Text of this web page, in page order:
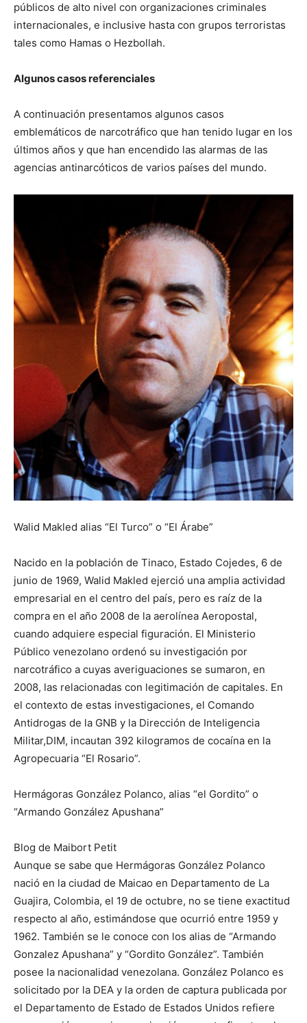
públicos de alto nivel con organizaciones criminales
internacionales, e inclusive hasta con grupos terroristas
tales como Hamas o Hezbollah.
Algunos casos referenciales
A continuación presentamos algunos casos
emblemáticos de narcotráfico que han tenido lugar en los
últimos años y que han encendido las alarmas de las
agencias antinarcóticos de varios países del mundo.
Walid Makled alias “El Turco” o “El Árabe”
Nacido en la población de Tinaco, Estado Cojedes, 6 de
junio de 1969, Walid Makled ejerció una amplia actividad
empresarial en el centro del país, pero es raíz de la
compra en el año 2008 de la aerolínea Aeropostal,
cuando adquiere especial figuración. El Ministerio
Público venezolano ordenó su investigación por
narcotráfico a cuyas averiguaciones se sumaron, en
2008, las relacionadas con legitimación de capitales. En
el contexto de estas investigaciones, el Comando
Antidrogas de la GNB y la Dirección de Inteligencia
Militar,DIM, incautan 392 kilogramos de cocaína en la
Agropecuaria “El Rosario”.
Hermágoras González Polanco, alias “el Gordito” o
“Armando González Apushana”
Blog de Maibort Petit
Aunque se sabe que Hermágoras González Polanco
nació en la ciudad de Maicao en Departamento de La
Guajira, Colombia, el 19 de octubre, no se tiene exactitud
respecto al año, estimándose que ocurrió entre 1959 y
1962. También se le conoce con los alias de “Armando
Gonzalez Apushana” y “Gordito González”. También
posee la nacionalidad venezolana. González Polanco es
solicitado por la DEA y la orden de captura publicada por
el Departamento de Estado de Estados Unidos refiere